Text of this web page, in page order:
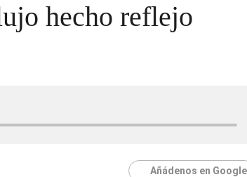
hecho reflejo
Añádenos en Google